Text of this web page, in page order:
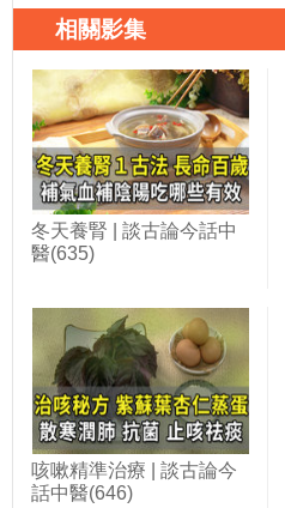
相關影集
冬天養腎 | 談古論今話中
醫(635)
咳嗽精準治療 | 談古論今
話中醫(646)